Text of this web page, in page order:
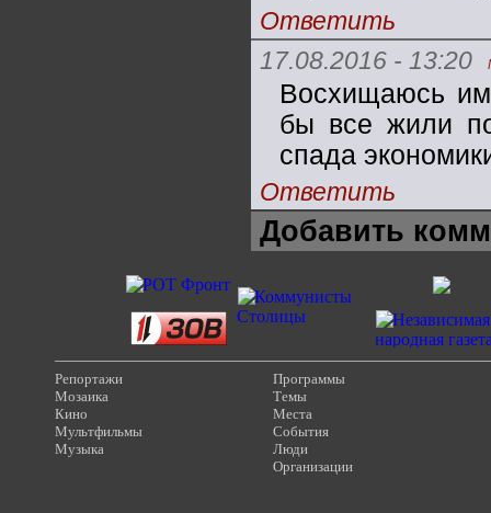
Ответить
17.08.2016 - 13:20
Восхищаюсь
бы все жили
спада
Ответить
Добавить
Репортажи
Мозаика
Кино
Мультфильмы
Музыка
Программы
Темы
Места
События
Люди
Организации